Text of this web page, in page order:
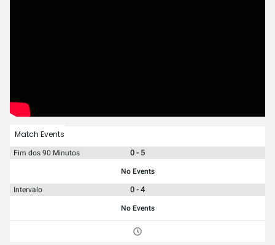
Match Events
Fim dos 90 Minutos 0 - 5
No Events
Intervalo 0 - 4
No Events